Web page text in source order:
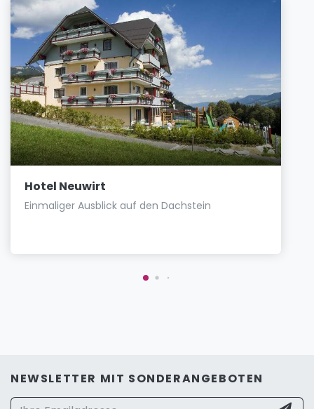
Hotel Neuwirt
Einmaliger Ausblick auf den Dachstein
NEWSLETTER MIT SONDERANGEBOTEN